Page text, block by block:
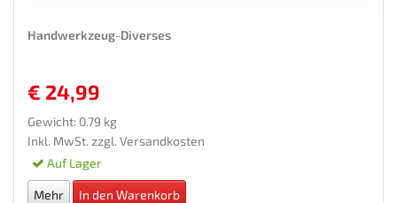
Handwerkzeug-Diverses
€ 24,99
Gewicht: 0.79 kg
Inkl. MwSt. zzgl. Versandkosten
Auf Lager
Mehr In den Warenkorb